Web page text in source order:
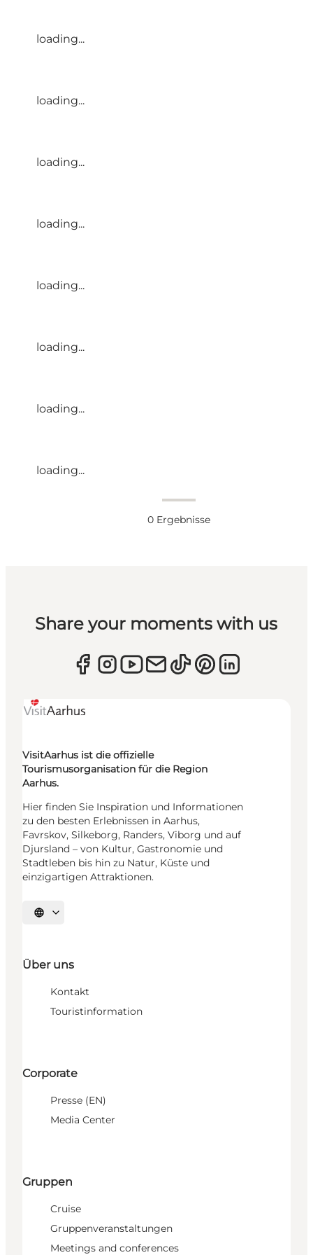
loading...
loading...
loading...
loading...
loading...
loading...
loading...
loading...
0 Ergebnisse
Share your moments with us
VisitAarhus ist die offizielle
Tourismusorganisation für die Region
Aarhus.
Hier finden Sie Inspiration und Informationen
zu den besten Erlebnissen in Aarhus,
Favrskov, Silkeborg, Randers, Viborg und auf
Djursland – von Kultur, Gastronomie und
Stadtleben bis hin zu Natur, Küste und
einzigartigen Attraktionen.
Sprache auswählen
Über uns
Kontakt
Touristinformation
Corporate
Presse (EN)
Media Center
Gruppen
Cruise
Gruppenveranstaltungen
Meetings and conferences